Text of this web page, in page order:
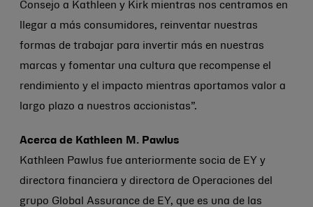
Consejo a Kathleen y Kirk mientras nos centramos en
llegar a más consumidores, reinventar nuestras
formas de trabajar para invertir más en nuestras
marcas y fomentar una cultura que recompense el
rendimiento y el impacto mientras aportamos valor a
largo plazo a nuestros accionistas”.
Acerca de Kathleen M. Pawlus
Kathleen Pawlus fue anteriormente socia de EY y
directora financiera y directora de Operaciones del
grupo Global Assurance de EY, que es una de las